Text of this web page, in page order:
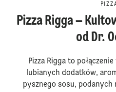
Pizza Rigga –
od Dr.
Pizza Rigga to
lubianych dodatków,
pysznego sosu, podanych